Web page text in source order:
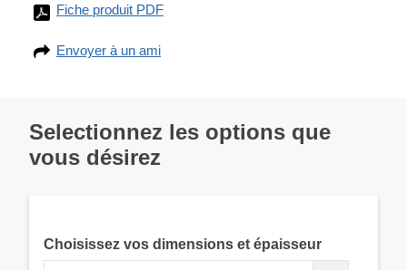
Fiche produit PDF
Envoyer à un ami
Selectionnez les options que
vous désirez
Choisissez vos dimensions et épaisseur